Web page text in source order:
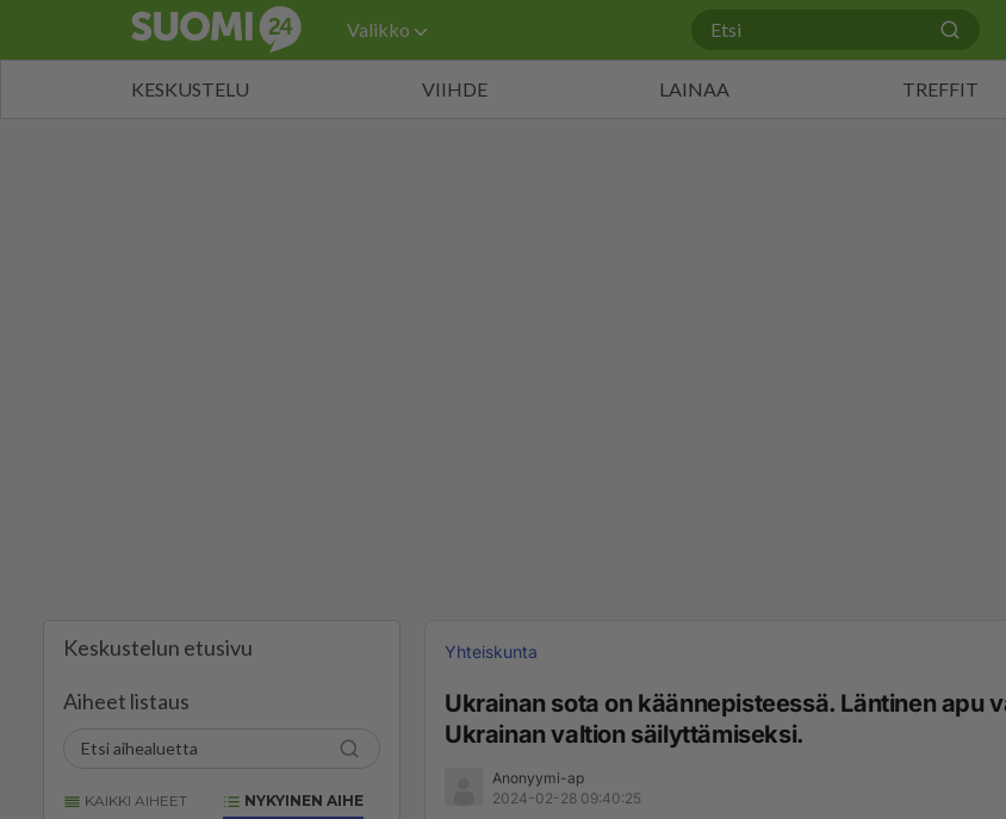
Valikko
KESKUSTELU VIIHDE LAINAA TREFFIT
Keskustelun etusivu
Aiheet listaus
KAIKKI AIHEET NYKYINEN AIHE
Yhteiskunta
Ukrainan sota on käännepisteessä. Läntinen apu
Ukrainan valtion säilyttämiseksi.
Anonyymi-ap
2024-02-28 09:40:25